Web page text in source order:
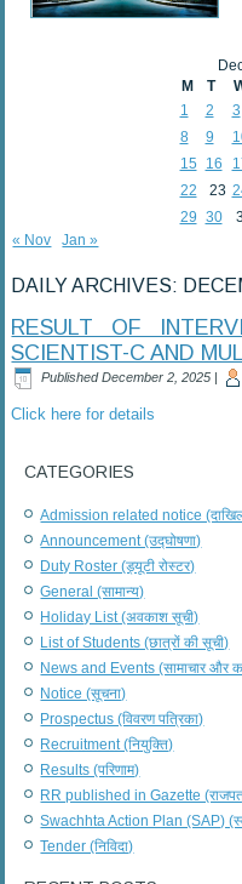
M
T
1
2 3
8
9
15
16
22
23
29 30
« Nov
Jan »
DAILY ARCHIVES:
RESULT OF
SCIENTIST-C AND
Published December 2, 2025 |
Click here for details
CATEGORIES
Admission related notice
Announcement (उद्घोषणा)
Duty Roster (ड्यूटी रोस्टर)
General (सामान्य)
Holiday List (अवकाश सूची)
List of Students (छात्रों की सूची)
News and Events (सामाचार और
Notice (सूचना)
Prospectus (विवरण पत्रिका)
Recruitment (नियुक्ति)
Results (परिणाम)
RR published in Gazette
Swachhta Action Plan (SAP)
Tender (निविदा)